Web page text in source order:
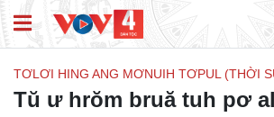
TƠLƠI HING ANG MƠNUIH TƠPUL (THỜI
Tŭ ư hrŏm bruă tuh pơ